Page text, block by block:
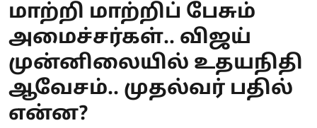
மாற்றி மாற்றிப் பேசும்
அமைச்சர்கள்.. விஜய்
முன்னிலையில் உதயநிதி
ஆவேசம்.. முதல்வர் பதில்
என்ன?